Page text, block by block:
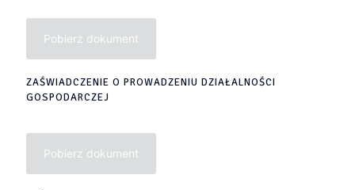
Pobierz dokument
ZAŚWIADCZENIE O PROWADZENIU DZIAŁALNOŚCI
GOSPODARCZEJ
Pobierz dokument